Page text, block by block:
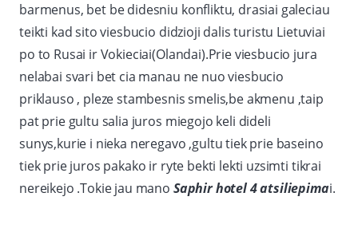
barmenus, bet be didesniu konfliktu, drasiai galeciau
teikti kad sito viesbucio didzioji dalis turistu Lietuviai
po to Rusai ir Vokieciai(Olandai).Prie viesbucio jura
nelabai svari bet cia manau ne nuo viesbucio
priklauso , pleze stambesnis smelis,be akmenu ,taip
pat prie gultu salia juros miegojo keli dideli
sunys,kurie i nieka neregavo ,gultu tiek prie baseino
tiek prie juros pakako ir ryte bekti lekti uzsimti tikrai
nereikejo .Tokie jau mano Saphir hotel 4 atsiliepimai.